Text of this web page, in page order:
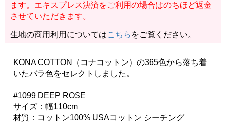
ます。エキスプレス決済をご利用の場合はのちほど返金
させていただきます。
生地の商用利用についてはこちら をご覧ください。
KONA COTTON（コナコットン）の365色から落ち着
いたバラ色をセレクトしました。
#1099 DEEP ROSE
サイズ：幅110cm
材質：コットン100% USAコットン シーチング